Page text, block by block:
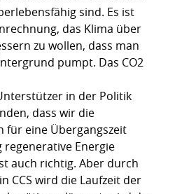
sind. Es ist
das Klima über
zu wollen, dass man
pumpt. Das CO2
in der Politik
dass wir die
für eine Übergangszeit
Energie
auch richtig. Aber durch
CCS wird die Laufzeit der